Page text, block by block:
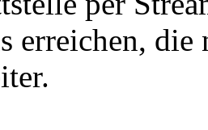
erreichen,